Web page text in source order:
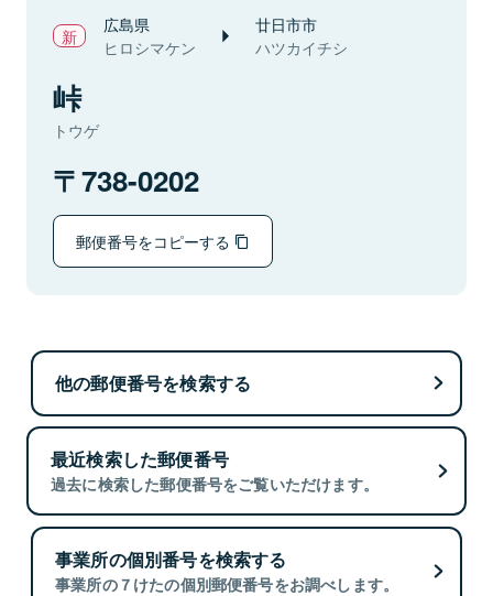
広島県
ヒロシマケン
廿日市市
ハツカイチシ
峠
トウゲ
738-0202
郵便番号をコピーする
他の郵便番号を検索する
最近検索した郵便番号
過去に検索した郵便番号をご覧いただけます。
事業所の個別番号を検索する
事業所の７けたの個別郵便番号をお調べします。